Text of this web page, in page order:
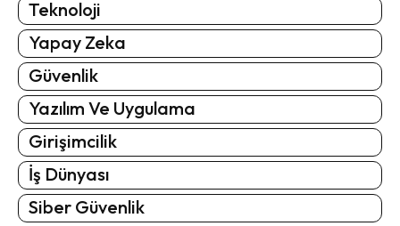
Teknoloji
Yapay Zeka
Güvenlik
Yazılım Ve Uygulama
Girişimcilik
İş Dünyası
Siber Güvenlik